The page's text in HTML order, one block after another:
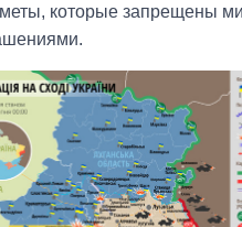
которые запрещены